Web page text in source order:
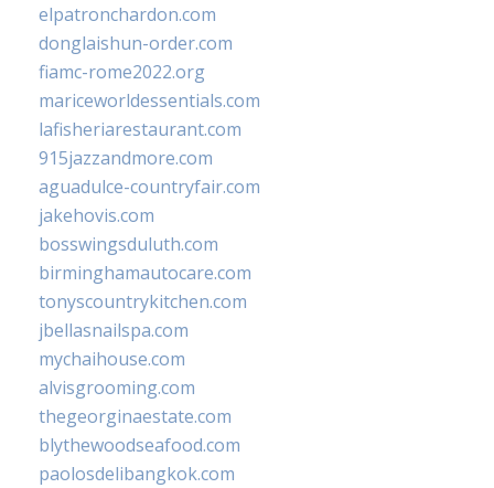
elpatronchardon.com
donglaishun-order.com
fiamc-rome2022.org
mariceworldessentials.com
lafisheriarestaurant.com
915jazzandmore.com
aguadulce-countryfair.com
jakehovis.com
bosswingsduluth.com
birminghamautocare.com
tonyscountrykitchen.com
jbellasnailspa.com
mychaihouse.com
alvisgrooming.com
thegeorginaestate.com
blythewoodseafood.com
paolosdelibangkok.com